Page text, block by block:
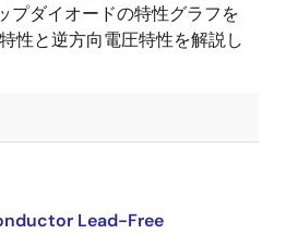
プダイオードの特性グラフを
性と逆方向電圧特性を解説し
Lead-Free